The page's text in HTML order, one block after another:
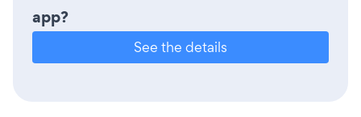
app?
See the details